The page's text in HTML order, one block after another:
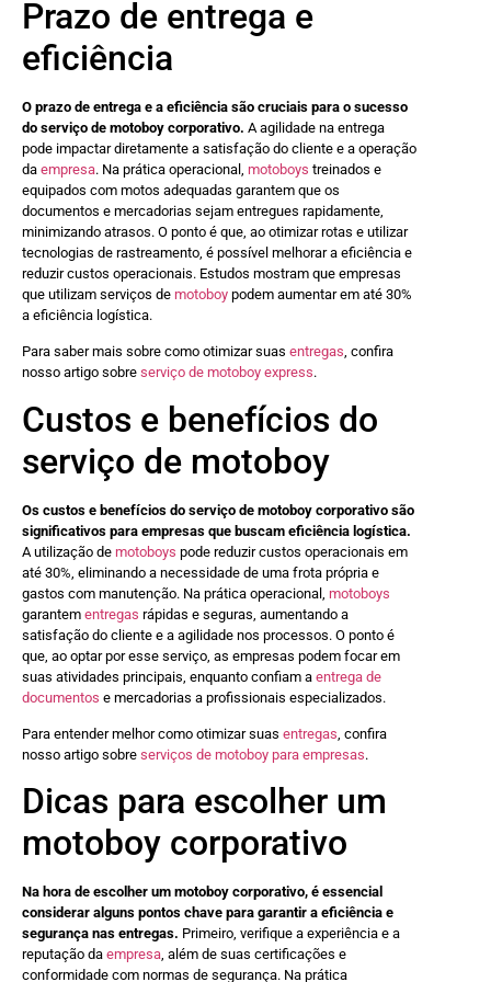
Prazo de entrega e
eficiência
O prazo de entrega e a eficiência são cruciais para o sucesso
do serviço de motoboy corporativo. A agilidade na entrega
pode impactar diretamente a satisfação do cliente e a operação
da empresa. Na prática operacional, motoboys treinados e
equipados com motos adequadas garantem que os
documentos e mercadorias sejam entregues rapidamente,
minimizando atrasos. O ponto é que, ao otimizar rotas e utilizar
tecnologias de rastreamento, é possível melhorar a eficiência e
reduzir custos operacionais. Estudos mostram que empresas
que utilizam serviços de motoboy podem aumentar em até 30%
a eficiência logística.
Para saber mais sobre como otimizar suas entregas, confira
nosso artigo sobre serviço de motoboy express.
Custos e benefícios do
serviço de motoboy
Os custos e benefícios do serviço de motoboy corporativo são
significativos para empresas que buscam eficiência logística.
A utilização de motoboys pode reduzir custos operacionais em
até 30%, eliminando a necessidade de uma frota própria e
gastos com manutenção. Na prática operacional, motoboys
garantem entregas rápidas e seguras, aumentando a
satisfação do cliente e a agilidade nos processos. O ponto é
que, ao optar por esse serviço, as empresas podem focar em
suas atividades principais, enquanto confiam a entrega de
documentos e mercadorias a profissionais especializados.
Para entender melhor como otimizar suas entregas, confira
nosso artigo sobre serviços de motoboy para empresas.
Dicas para escolher um
motoboy corporativo
Na hora de escolher um motoboy corporativo, é essencial
considerar alguns pontos chave para garantir a eficiência e
segurança nas entregas. Primeiro, verifique a experiência e a
reputação da empresa, além de suas certificações e
conformidade com normas de segurança. Na prática